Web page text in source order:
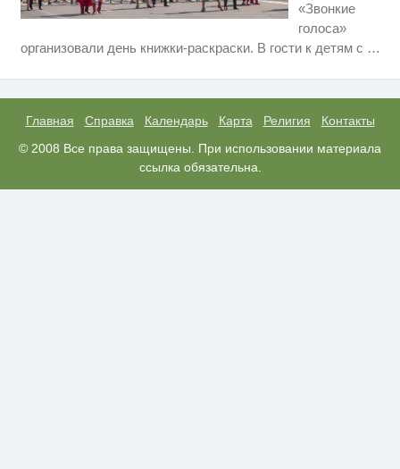
«Звонкие
голоса»
организовали день книжки-раскраски. В гости к детям с …
Главная Справка Календарь Карта Религия
Контакты
© 2008 Все права защищены. При использовании материала
ссылка обязательна.
Крыма: Что люди вытворяют,
i
Ролик из Омска: вы будете
смеяться долго